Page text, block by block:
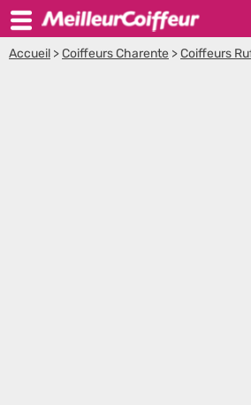
Accueil >Coiffeurs Charente >Coiffeurs